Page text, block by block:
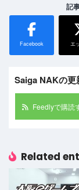
記
Facebook エ
Saiga NAKの更
Feedlyで購読
Related